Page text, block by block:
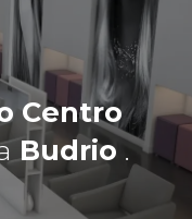
Centro
Budrio.